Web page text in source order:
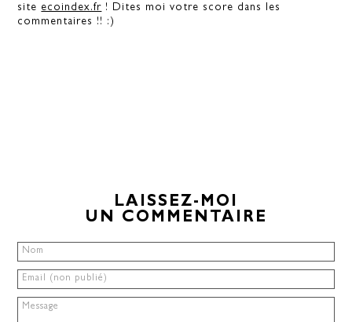
site ecoindex.fr ! Dites moi votre score dans les
commentaires !! :)
LAISSEZ-MOI
UN COMMENTAIRE